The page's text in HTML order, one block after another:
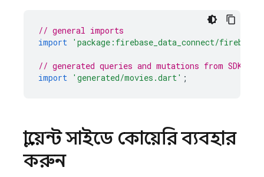
// general imports
import 'package:firebase_data_connect/
// generated queries and mutations from SDK
import 'generated/movies.dart' ;
ক্লায়েন্ট সাইডে কোয়েরি ব্যবহার
করুন